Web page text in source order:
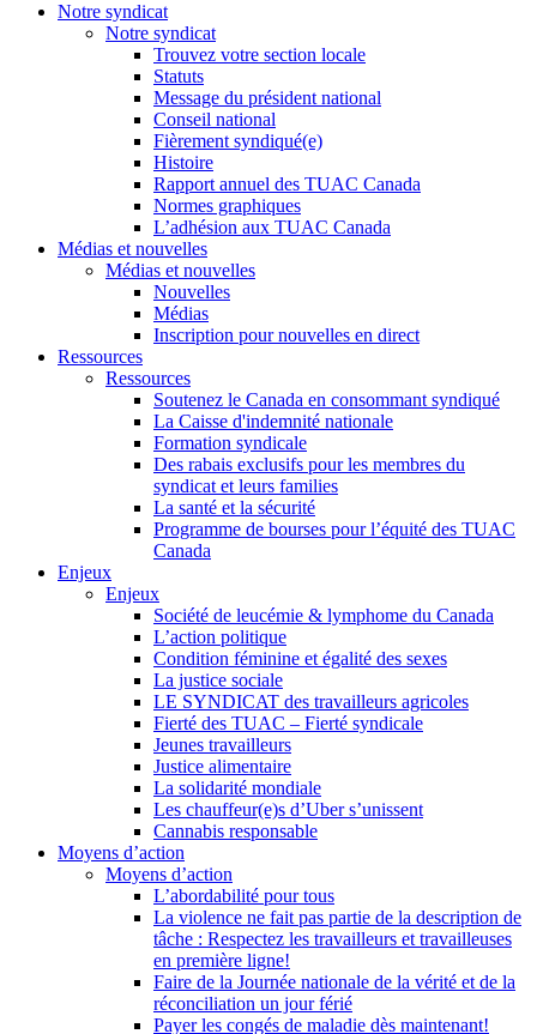
Notre syndicat
Notre syndicat
Trouvez votre section locale
Statuts
Message du président national
Conseil national
Fièrement syndiqué(e)
Histoire
Rapport annuel des TUAC Canada
Normes graphiques
L’adhésion aux TUAC Canada
Médias et nouvelles
Médias et nouvelles
Nouvelles
Médias
Inscription pour nouvelles en direct
Ressources
Ressources
Soutenez le Canada en consommant syndiqué
La Caisse d'indemnité nationale
Formation syndicale
Des rabais exclusifs pour les membres du
syndicat et leurs families
La santé et la sécurité
Programme de bourses pour l’équité des TUAC
Canada
Enjeux
Enjeux
Société de leucémie & lymphome du Canada
L’action politique
Condition féminine et égalité des sexes
La justice sociale
LE SYNDICAT des travailleurs agricoles
Fierté des TUAC – Fierté syndicale
Jeunes travailleurs
Justice alimentaire
La solidarité mondiale
Les chauffeur(e)s d’Uber s’unissent
Cannabis responsable
Moyens d’action
Moyens d’action
L’abordabilité pour tous
La violence ne fait pas partie de la description de
tâche : Respectez les travailleurs et travailleuses
en première ligne!
Faire de la Journée nationale de la vérité et de la
réconciliation un jour férié
Payer les congés de maladie dès maintenant!